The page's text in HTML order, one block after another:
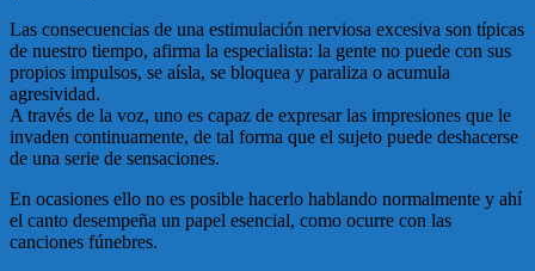
Las consecuencias de una estimulación nerviosa excesiva son típicas
de nuestro tiempo, afirma la especialista: la gente no puede con sus
propios impulsos, se aísla, se bloquea y paraliza o acumula
agresividad.
A través de la voz, uno es capaz de expresar las impresiones que le
invaden continuamente, de tal forma que el sujeto puede deshacerse
de una serie de sensaciones.
En ocasiones ello no es posible hacerlo hablando normalmente y ahí
el canto desempeña un papel esencial, como ocurre con las
canciones fúnebres.